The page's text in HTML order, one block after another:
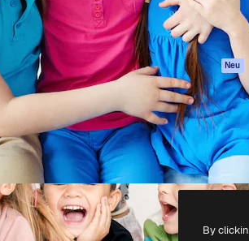
Stock-Inhalte
MCP für
Claude/
Agenten Neu
API
Mobile App
Alle
2010- 2026 Freepik Company S.L.U.Alle Rechte
By